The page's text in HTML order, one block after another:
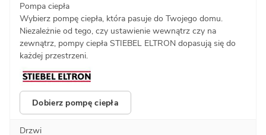
Pompa ciepła
Wybierz pompę ciepła, która pasuje do Twojego domu.
Niezależnie od tego, czy ustawienie wewnątrz czy na
zewnątrz, pompy ciepła STIEBEL ELTRON dopasują się do
każdej przestrzeni.
Dobierz pompę ciepła
Drzwi